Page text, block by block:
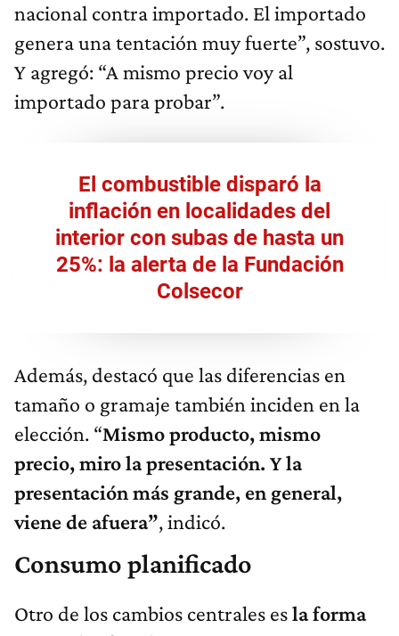
nacional contra importado. El importado
genera una tentación muy fuerte”, sostuvo.
Y agregó: “A mismo precio voy al
importado para probar”.
El combustible disparó la
inflación en localidades del
interior con subas de hasta un
25%: la alerta de la Fundación
Colsecor
Además, destacó que las diferencias en
tamaño o gramaje también inciden en la
elección. “Mismo producto, mismo
precio, miro la presentación. Y la
presentación más grande, en general,
viene de afuera”, indicó.
Consumo planificado
Otro de los cambios centrales esla forma